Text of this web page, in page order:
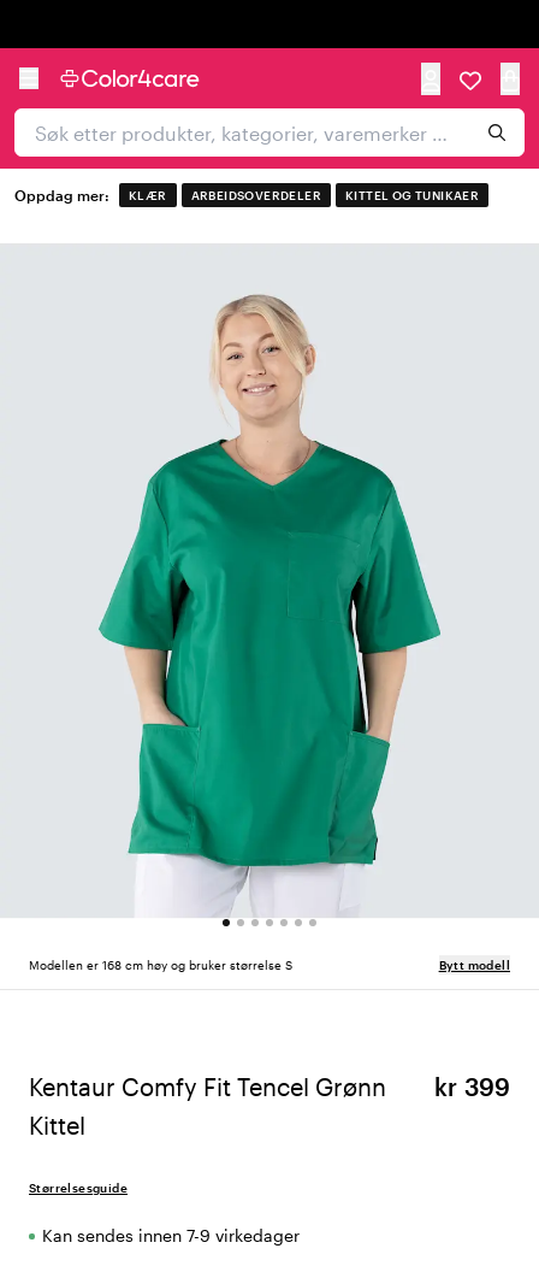
Oppdag mer: KLÆR ARBEIDSOVERDELER KITTEL OG TUNIKAER
Modellen er 168 cm høy og bruker størrelse S Bytt modell
Kentaur Comfy Fit Tencel Grønn
Kittel
kr 399
Størrelsesguide
Kan sendes innen 7-9 virkedager